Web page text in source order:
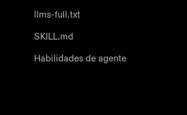
llms-full.txt
SKILL.md
Habilidades de agente